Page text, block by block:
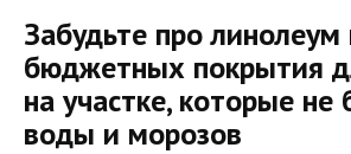
Забудьте про линолеум
бюджетных покрытия
на участке, которые не
воды и морозов